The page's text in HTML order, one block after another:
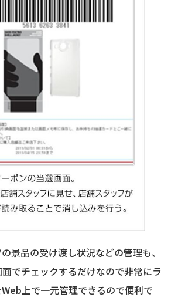
の景品の受け渡し状況などの管理も、
でチェックするだけなので非常にラ
上で一元管理できるので便利で